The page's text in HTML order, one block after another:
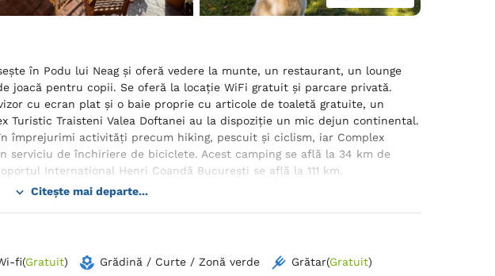
în Podu lui Neag și oferă vedere la munte, un restaurant, un lounge
joacă pentru copii. Se oferă la locație WiFi gratuit și parcare privată.
cu ecran plat și o baie proprie cu articole de toaletă gratuite, un
Turistic Traisteni Valea Doftanei au la dispoziție un mic dejun continental.
împrejurimi activități precum hiking, pescuit și ciclism, iar Complex
serviciu de închiriere de biciclete. Acest camping se află la 34 km de
Internaţional Henri Coandă București se află la 111 km.
Citește mai departe...
fi(Gratuit) Grădină / Curte / Zonă verde Grătar(Gratuit)